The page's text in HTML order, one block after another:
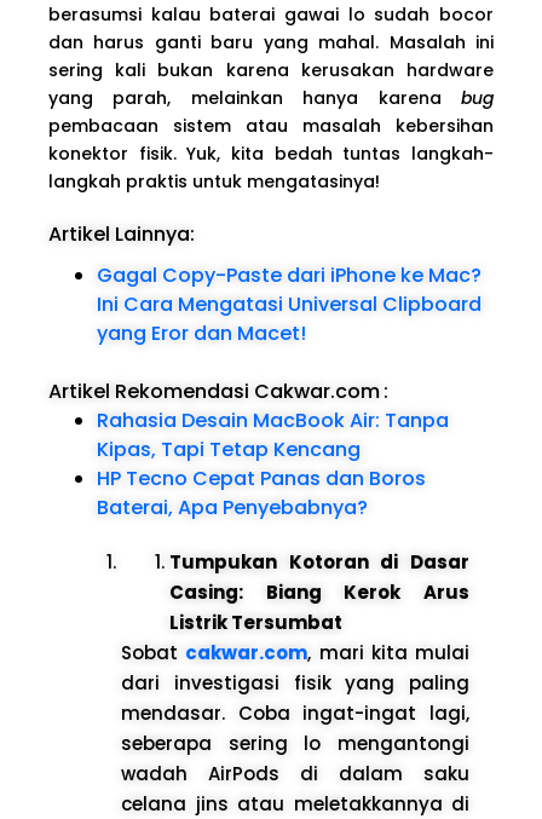
berasumsi kalau baterai gawai lo sudah bocor
dan harus ganti baru yang mahal. Masalah ini
sering kali bukan karena kerusakan hardware
yang parah, melainkan hanya karena bug
pembacaan sistem atau masalah kebersihan
konektor fisik. Yuk, kita bedah tuntas langkah-
langkah praktis untuk mengatasinya!
Artikel Lainnya:
Gagal Copy-Paste dari iPhone ke Mac?
Ini Cara Mengatasi Universal Clipboard
yang Eror dan Macet!
Artikel Rekomendasi Cakwar.com:
Rahasia Desain MacBook Air: Tanpa
Kipas, Tapi Tetap Kencang
HP Tecno Cepat Panas dan Boros
Baterai, Apa Penyebabnya?
Tumpukan Kotoran di Dasar
Casing: Biang Kerok Arus
Listrik Tersumbat
Sobat cakwar.com, mari kita mulai
dari investigasi fisik yang paling
mendasar. Coba ingat-ingat lagi,
seberapa sering lo mengantongi
wadah AirPods di dalam saku
celana jins atau meletakkannya di